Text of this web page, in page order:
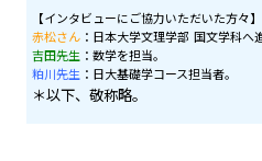
【インタビューにご協力いただいた方々】
赤松さん ：日本大学文理学部 国文学科へ
吉田先生 ：数学を担当。
粕川先生 ：日大基礎学コース担当者。
＊以下、敬称略。